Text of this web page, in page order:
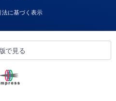
法に基づく表示
で見る